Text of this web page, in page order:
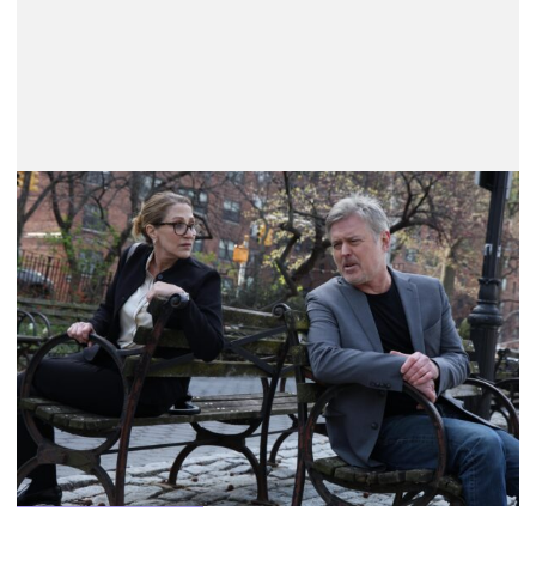
Palmarés LEFFEST 2025
O Júri da 19.ª edição do LEFFEST, composto por Kim
Gordon, Stacy Martin, Manuel Martín Cuenca, Rodrigo
Moreno e Francisco Aires Mateus, atribuiu hoje os
prémios da Selecção Oficial em Competição, que
acabam de ser anunciados na cerimónia de
encerramento...
Mais informação